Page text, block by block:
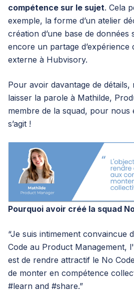
compétence sur le sujet. Cela
exemple, la forme d’un atelier
création d’une base de
encore un partage d’expérience
externe à Hubvisory.
Pour avoir davantage de détails,
laisser la parole à Mathilde,
membre de la squad, pour nous
s’agit !
Pourquoi avoir créé la squad
“Je suis intimement convaincue
Code au Product Management,
est de rendre attractif le No
de monter en compétence
#learn and #share.”